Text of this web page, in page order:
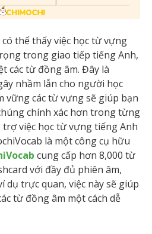
thể thấy việc học từ vựng
trong giao tiếp tiếng Anh,
các từ đồng âm. Đây là
nhầm lẫn cho người học
vững các từ vựng sẽ giúp bạn
chính xác hơn trong từng
việc học từ vựng tiếng Anh
là một công cụ hữu
cung cấp hơn 8,000 từ
với đầy đủ phiên âm,
dụ trực quan, việc này sẽ giúp
từ đồng âm một cách dễ